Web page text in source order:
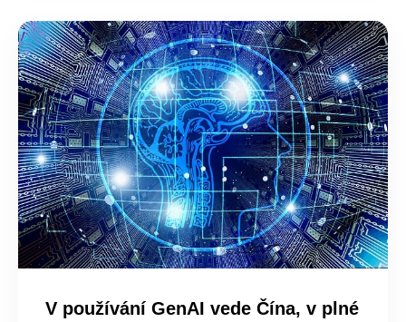
V používání GenAI vede Čína, v plné